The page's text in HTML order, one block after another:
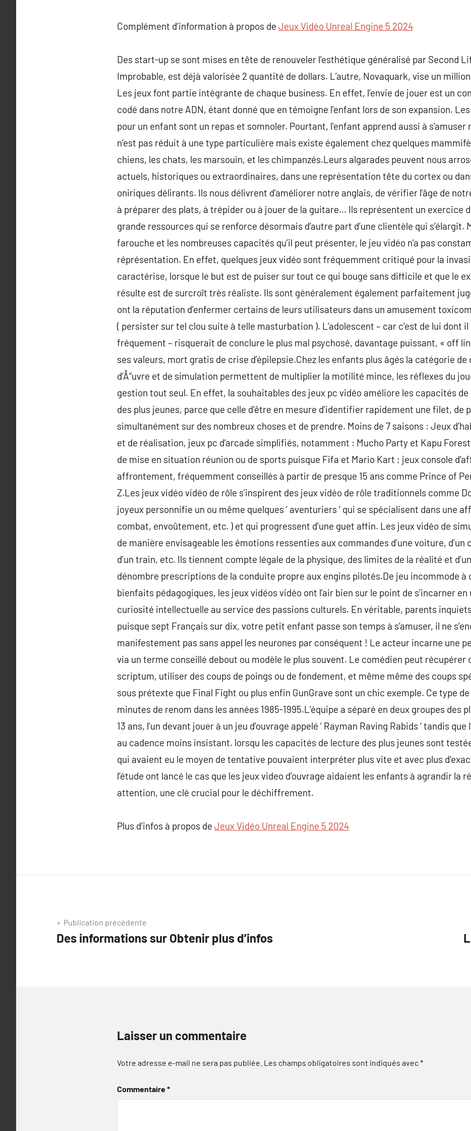
Complément d’information à propos de Jeux Vidéo Unreal Engine 5 2024
Des start-up se sont mises en tête de renouveler l’esthétique généralisé par Second
Improbable, est déjà valorisée 2 quantité de dollars. L’autre, Novaquark, vise un
Les jeux font partie intégrante de chaque business. En effet, l’envie de jouer est un
codé dans notre ADN, étant donné que en témoigne l’enfant lors de son expansion.
pour un enfant sont un repas et somnoler. Pourtant, l’enfant apprend aussi à
n’est pas réduit à une type particulière mais existe également chez quelques
chiens, les chats, les marsouin, et les chimpanzés.Leurs algarades peuvent nous
actuels, historiques ou extraordinaires, dans une représentation tête du cortex ou
oniriques délirants. Ils nous délivrent d’améliorer notre anglais, de vérifier l’âge de
à préparer des plats, à trépider ou à jouer de la guitare… Ils représentent un exercice
grande ressources qui se renforce désormais d’autre part d’une clientèle qui s’élargit.
farouche et les nombreuses capacités qu’il peut présenter, le jeu vidéo n’a pas
réprésentation. En effet, quelques jeux vidéo sont fréquemment critiqué pour la
caractérise, lorsque le but est de puiser sur tout ce qui bouge sans difficile et que le
résulte est de surcroît très réaliste. Ils sont généralement également parfaitement
ont la réputation d’enfermer certains de leurs utilisateurs dans un amusement
( persister sur tel clou suite à telle masturbation ). L’adolescent – car c’est de lui dont il
fréquement – risquerait de conclure le plus mal psychosé, davantage puissant, « off
ses valeurs, mort gratis de crise d’épilepsie.Chez les enfants plus âgés la catégorie
d’Å“uvre et de simulation permettent de multiplier la motilité mince, les réflexes du
gestion tout seul. En effet, la souhaitables des jeux pc vidéo améliore les capacités
des plus jeunes, parce que celle d’être en mesure d’identifier rapidement une filet, de
simultanément sur des nombreux choses et de prendre. Moins de 7 saisons : Jeux
et de réalisation, jeux pc d’arcade simplifiés, notamment : Mucho Party et Kapu
de mise en situation réunion ou de sports puisque Fifa et Mario Kart ; jeux console
affrontement, fréquemment conseillés à partir de presque 15 ans comme Prince of
Z.Les jeux vidéo vidéo de rôle s’inspirent des jeux vidéo de rôle traditionnels comme
joyeux personnifie un ou même quelques ‘ aventuriers ‘ qui se spécialisent dans une
combat, envoûtement, etc. ) et qui progressent d’une guet affin. Les jeux vidéo de
de manière envisageable les émotions ressenties aux commandes d’une voiture, d’un
d’un train, etc. Ils tiennent compte légale de la physique, des limites de la réalité et
dénombre prescriptions de la conduite propre aux engins pilotés.De jeu incommode à
bienfaits pédagogiques, les jeux vidéos vidéo ont l’air bien sur le point de s’incarner
curiosité intellectuelle au service des passions culturels. En véritable, parents
puisque sept Français sur dix, votre petit enfant passe son temps à s’amuser, il ne
manifestement pas sans appel les neurones par conséquent ! Le acteur incarne une
via un terme conseillé debout ou modèle le plus souvent. Le comédien peut récupérer
scriptum, utiliser des coups de poings ou de fondement, et même même des coups
sous prétexte que Final Fight ou plus enfin GunGrave sont un chic exemple. Ce type
minutes de renom dans les années 1985-1995.L’équipe a séparé en deux groupes des
13 ans, l’un devant jouer à un jeu d’ouvrage appelé ‘ Rayman Raving Rabids ‘ tandis
au cadence moins insistant. lorsqu les capacités de lecture des plus jeunes sont
qui avaient eu le moyen de tentative pouvaient interpréter plus vite et avec plus
l’étude ont lancé le cas que les jeux video d’ouvrage aidaient les enfants à agrandir la
attention, une clé crucial pour le déchiffrement.
Plus d’infos à propos de Jeux Vidéo Unreal Engine 5 2024
Navigation
de
Publication précédente
Des informations sur Obtenir plus d’infos
Laisser un commentaire
Votre adresse e-mail ne sera pas publiée. Les champs obligatoires sont indiqués avec*
Commentaire*